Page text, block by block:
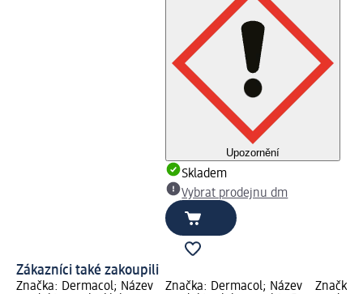
Upozornění
Skladem
Vybrat prodejnu dm
Zákazníci také zakoupili
Značka: Dermacol; Název
Značka: Dermacol; Název
Značka: